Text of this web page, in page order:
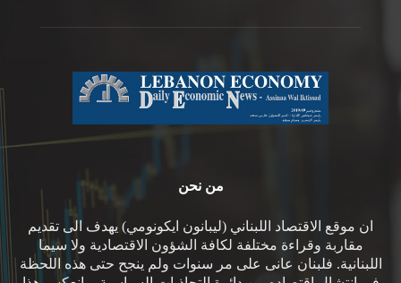
من نحن
ان موقع الاقتصاد اللبناني (ليبانون ايكونومي) يهدف الى تقديم
مقاربة وقراءة مختلفة لكافة الشؤون الاقتصادية ولا سيما
اللبنانية. فلبنان عانى على مر سنوات ولم ينجح حتى هذه اللحظة